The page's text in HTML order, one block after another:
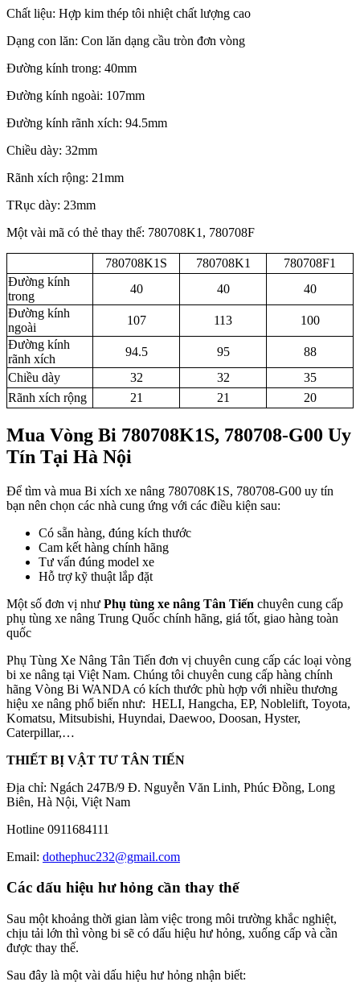
Chất liệu: Hợp kim thép tôi nhiệt chất lượng cao
Dạng con lăn: Con lăn dạng cầu tròn đơn vòng
Đường kính trong: 40mm
Đường kính ngoài: 107mm
Đường kính rãnh xích: 94.5mm
Chiều dày: 32mm
Rãnh xích rộng: 21mm
TRục dày: 23mm
Một vài mã có thẻ thay thế: 780708K1, 780708F
780708K1S 780708K1
780708F1
Đường kính
trong
40 40
40
Đường kính
ngoài
107 113
100
Đường kính
rãnh xích
94.5 95
88
Chiều dày
32 32
35
Rãnh xích rộng
21 21 20
Mua Vòng Bi 780708K1S, 780708-G00 Uy
Tín Tại Hà Nội
Để tìm và mua Bi xích xe nâng 780708K1S, 780708-G00 uy tín
bạn nên chọn các nhà cung ứng với các điều kiện sau:
Có sẵn hàng, đúng kích thước
Cam kết hàng chính hãng
Tư vấn đúng model xe
Hỗ trợ kỹ thuật lắp đặt
Một số đơn vị như Phụ tùng xe nâng Tân Tiến chuyên cung cấp
phụ tùng xe nâng Trung Quốc chính hãng, giá tốt, giao hàng toàn
quốc
Phụ Tùng Xe Nâng Tân Tiến đơn vị chuyên cung cấp các loại vòng
bi xe nâng tại Việt Nam. Chúng tôi chuyên cung cấp hàng chính
hãng Vòng Bi WANDA có kích thước phù hợp với nhiều thương
hiệu xe nâng phổ biến như: HELI, Hangcha, EP, Noblelift, Toyota,
Komatsu, Mitsubishi, Huyndai, Daewoo, Doosan, Hyster,
Caterpillar,…
THIẾT BỊ VẬT TƯ TÂN TIẾN
Địa chỉ: Ngách 247B/9 Đ. Nguyễn Văn Linh, Phúc Đồng, Long
Biên, Hà Nội, Việt Nam
Hotline 0911684111
Email: dothephuc232@gmail.com
Các dấu hiệu hư hỏng cần thay thế
Sau một khoảng thời gian làm việc trong môi trường khắc nghiệt,
chịu tải lớn thì vòng bi sẽ có dấu hiệu hư hỏng, xuống cấp và cần
được thay thế.
Sau đây là một vài dấu hiệu hư hỏng nhận biết: